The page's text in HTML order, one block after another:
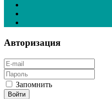
Авторизация
Запомнить